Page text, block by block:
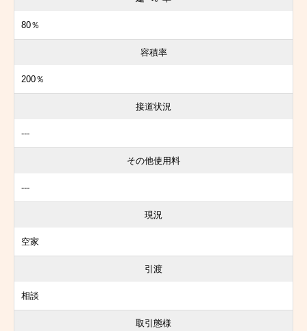
80％
容積率
200％
接道状況
---
その他使用料
---
現況
空家
引渡
相談
取引態様